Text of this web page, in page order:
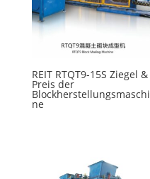
REIT RTQT9-15S Ziegel &
Preis der
Blockherstellungsmaschi
ne